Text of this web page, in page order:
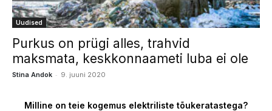
Uudised
Purkus on prügi alles, trahvid
maksmata, keskkonnaameti luba ei ole
Stina Andok - 9. juuni 2020
Milline on teie kogemus elektriliste tõukeratastega?